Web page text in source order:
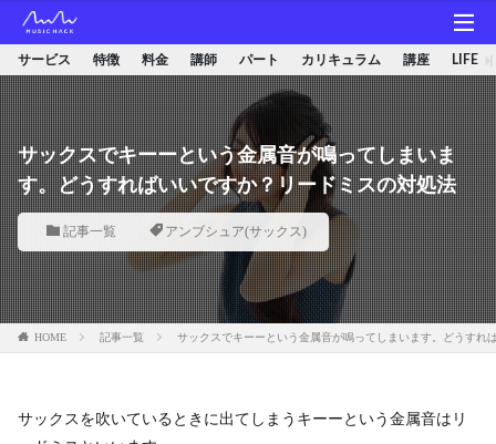
サービス 特徴 料金 講師 パート カリキュラム 講座 LIFE
サックスでキーーという金属音が鳴ってしまいま
す。どうすればいいですか？リードミスの対処法
記事一覧 アンブシュア(サックス)
HOME 記事一覧 サックスでキーーという金属音が鳴ってしまいます。どうすれ
サックスを吹いているときに出てしまうキーーという金属音はリ